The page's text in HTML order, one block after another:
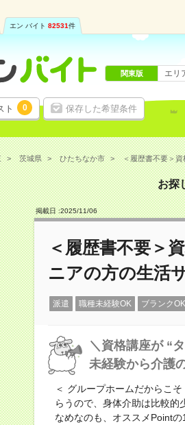
エン バイト 82531件
ト 0 保存した希望条件
関東版 エリ
茨城県 ひたちなか市 ＜履歴書不要＞資
お探
掲載日 :2025/11/06
＜履歴書不要＞
ニアの方の生活
派遣 職種未経験OK ブランクOK
＼資格講座が “
未経験から介護
＜ グループホームだからこ
らうので、身体介助は比較
なめなのも、オススメPoint